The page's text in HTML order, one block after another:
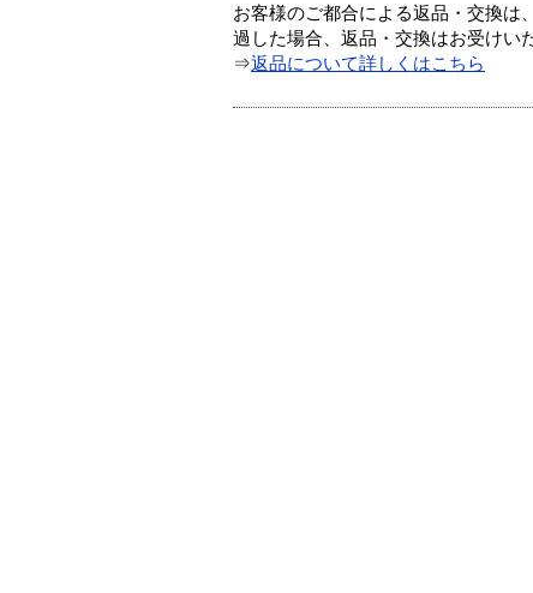
お客様のご都合による返品・交換は
過した場合、返品・交換はお受けい
⇒返品について詳しくはこちら